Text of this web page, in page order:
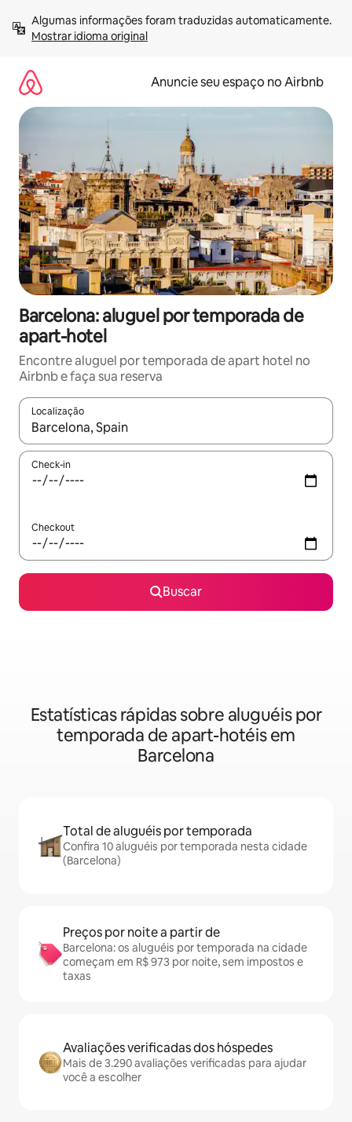
para
Mostrar idioma original
Anuncie seu espaço no Airbnb
Barcelona: aluguel por temporada de
apart-hotel
Encontre aluguel por temporada de apart hotel no
Airbnb e faça sua reserva
Localização
Quando os resultados estiverem disponíveis, explore-os
Check-in
Checkout
Buscar
Estatísticas rápidas sobre aluguéis por
temporada de apart-hotéis em
Barcelona
Total de aluguéis por temporada
Confira 10 aluguéis por temporada nesta cidade
(Barcelona)
Preços por noite a partir de
Barcelona: os aluguéis por temporada na cidade
começam em R$ 973 por noite, sem impostos e
taxas
Avaliações verificadas dos hóspedes
Mais de 3.290 avaliações verificadas para ajudar
você a escolher